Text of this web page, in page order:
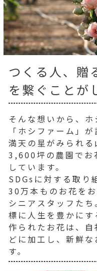
つくる人、贈
を繋ぐことが
そんな想いから、
「ホシファーム」
満天の星がみられ
3,600坪の農園でお
しています。
SDGsに対する取り
30万本ものお花を
シニアスタッフた
標に人生を豊かにす
作られたお花は、
どに加工し、新鮮
す。